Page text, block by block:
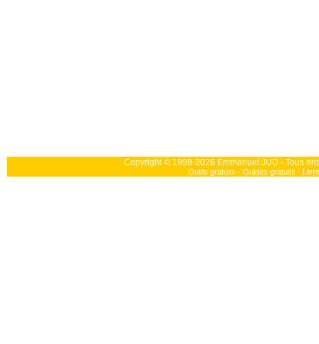
Copyright © 1998-2026 Emmanuel JUD - Tous
Outils gratuits - Guides gratuits -